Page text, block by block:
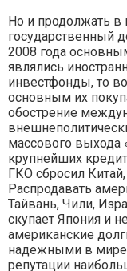
Но и продолжать в
государственный
2008 года
являлись
инвестфонды, то
основным их
обострение
массового выхода
крупнейших
ГКО сбросил
Распродавать
Тайвань, Чили,
скупает Япония и
американские
надежными в
репутации